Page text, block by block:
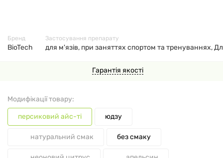
Гарантія якості
Модифікації товару:
персиковий айс-ті юдзу
натуральний смак без смаку
Бренд
BioTech
Застосування препарату
для м'язів, при заняттях спортом та тренуваннях,